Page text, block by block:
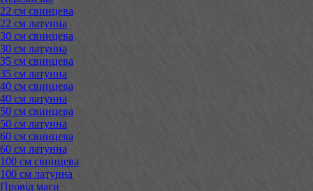
22 см свинцева
22 см латунна
30 см свинцева
30 см латунна
35 см свинцева
35 см латунна
40 см свинцева
40 см латунна
50 см свинцева
50 см латунна
60 см свинцева
60 см латунна
100 см свинцева
100 см латунна
Провід маси